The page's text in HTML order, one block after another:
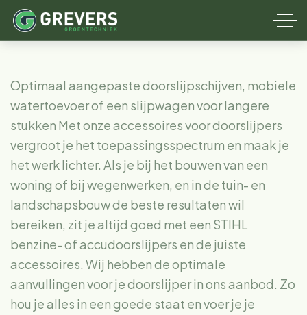
Optimaal aangepaste doorslijpschijven, mobiele
watertoevoer of een slijpwagen voor langere
stukken Met onze accessoires voor doorslijpers
vergroot je het toepassingsspectrum en maak je
het werk lichter. Als je bij het bouwen van een
woning of bij wegenwerken, en in de tuin- en
landschapsbouw de beste resultaten wil
bereiken, zit je altijd goed met een STIHL
benzine- of accudoorslijpers en de juiste
accessoires. Wij hebben de optimale
aanvullingen voor je doorslijper in ons aanbod. Zo
hou je alles in een goede staat en voer je je